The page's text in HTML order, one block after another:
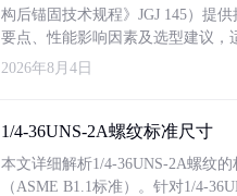
构后锚固技术规程》JGJ 145）提
要点、性能影响因素及选型建议，
2026年8月4日
1/4-36UNS-2A螺纹标准尺寸
本文详细解析1/4-36UNS-2A螺纹
（ASME B1.1标准）。针对1/4-